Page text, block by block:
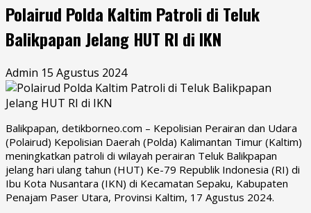
Polairud Polda Kaltim Patroli di Teluk
Balikpapan Jelang HUT RI di IKN
Admin 15 Agustus 2024
Balikpapan, detikborneo.com – Kepolisian Perairan dan Udara
(Polairud) Kepolisian Daerah (Polda) Kalimantan Timur (Kaltim)
meningkatkan patroli di wilayah perairan Teluk Balikpapan
jelang hari ulang tahun (HUT) Ke-79 Republik Indonesia (RI) di
Ibu Kota Nusantara (IKN) di Kecamatan Sepaku, Kabupaten
Penajam Paser Utara, Provinsi Kaltim, 17 Agustus 2024.